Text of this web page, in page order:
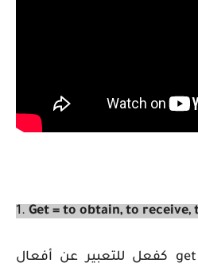
1. Get = to obtain, to receive,
يمكن استخدام الفعل get كفعل للتعبير عن أفعال